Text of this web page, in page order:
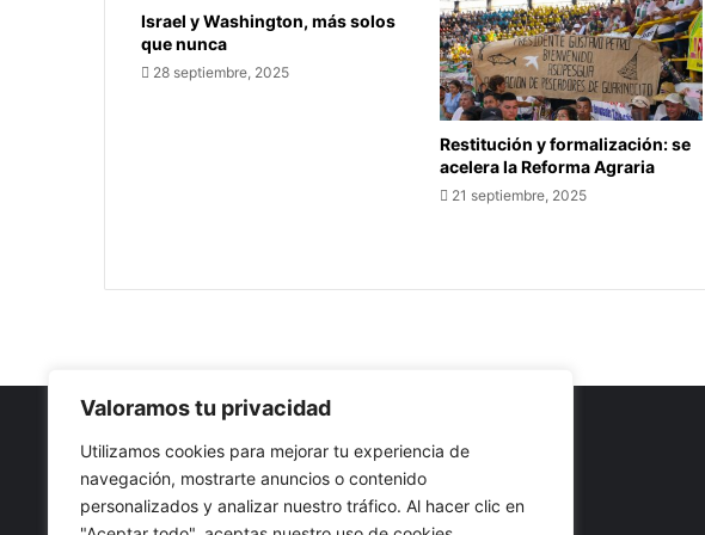
Valoramos tu privacidad
Utilizamos cookies para mejorar tu experiencia de
navegación, mostrarte anuncios o contenido
personalizados y analizar nuestro tráfico. Al hacer clic en
Israel y Washington, más solos
que nunca
28 septiembre, 2025
Restitución y formalización: se
acelera la Reforma Agraria
21 septiembre, 2025
Nuestro propósito: Compartir opinión, actualidad y noticias
con la mejor calidad y sin censura.